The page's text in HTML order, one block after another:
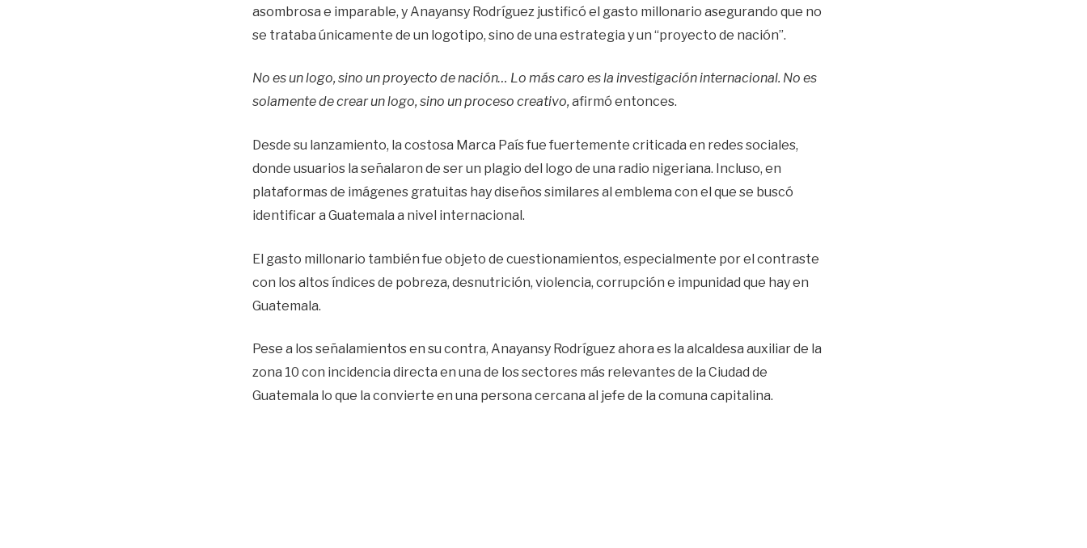
asombrosa e imparable, y Anayansy Rodríguez justificó el gasto millonario asegurando que no
se trataba únicamente de un logotipo, sino de una estrategia y un “proyecto de nación”.
No es un logo, sino un proyecto de nación… Lo más caro es la investigación internacional. No es
solamente de crear un logo, sino un proceso creativo, afirmó entonces.
Desde su lanzamiento, la costosa Marca País fue fuertemente criticada en redes sociales,
donde usuarios la señalaron de ser un plagio del logo de una radio nigeriana. Incluso, en
plataformas de imágenes gratuitas hay diseños similares al emblema con el que se buscó
identificar a Guatemala a nivel internacional.
El gasto millonario también fue objeto de cuestionamientos, especialmente por el contraste
con los altos índices de pobreza, desnutrición, violencia, corrupción e impunidad que hay en
Guatemala.
Pese a los señalamientos en su contra, Anayansy Rodríguez ahora es la alcaldesa auxiliar de la
zona 10 con incidencia directa en una de los sectores más relevantes de la Ciudad de
Guatemala lo que la convierte en una persona cercana al jefe de la comuna capitalina.